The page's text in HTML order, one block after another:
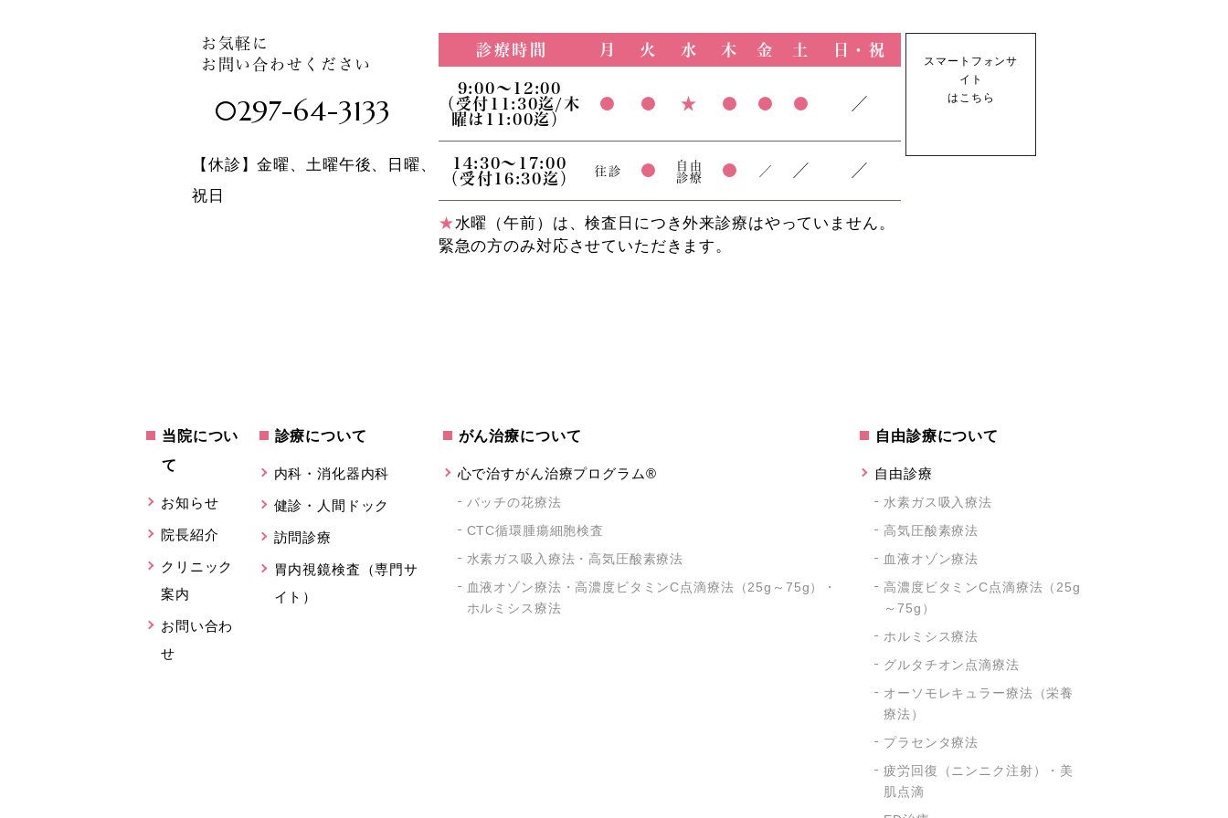
お気軽に
お問い合わせください
0297-64-3133
【休診】金曜、土曜午後、日曜、
祝日
診療時間 月 火 水 木 金 土 日・祝
9:00～12:00
（受付11:30迄/木
曜は11:00迄）
● ● ★ ● ● ● ／
14:30～17:00
（受付16:30迄）
往診 ●
自由
診療
● ／ ／ ／
★水曜（午前）は、検査日につき外来診療はやっていません。
緊急の方のみ対応させていただきます。
スマートフォンサ
イト
はこちら
当院につい
て
お知らせ
院長紹介
クリニック
案内
お問い合わ
せ
診療について
内科・消化器内科
健診・人間ドック
訪問診療
胃内視鏡検査（専門サ
イト）
がん治療について
心で治すがん治療プログラム®
バッチの花療法
CTC循環腫瘍細胞検査
水素ガス吸入療法・高気圧酸素療法
血液オゾン療法・高濃度ビタミンC点滴療法（25g～75g）・
ホルミシス療法
自由診療について
自由診療
水素ガス吸入療法
高気圧酸素療法
血液オゾン療法
高濃度ビタミンC点滴療法（25g
～75g）
ホルミシス療法
グルタチオン点滴療法
オーソモレキュラー療法（栄養
療法）
プラセンタ療法
疲労回復（ニンニク注射）・美
肌点滴